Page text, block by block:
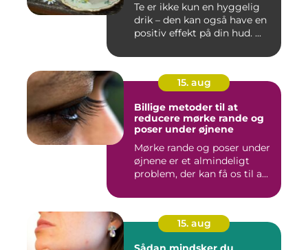
Te er ikke kun en hyggelig
drik – den kan også have en
positiv effekt på din hud. ...
15. aug
Billige metoder til at
reducere mørke rande og
poser under øjnene
Mørke rande og poser under
øjnene er et almindeligt
problem, der kan få os til a...
15. aug